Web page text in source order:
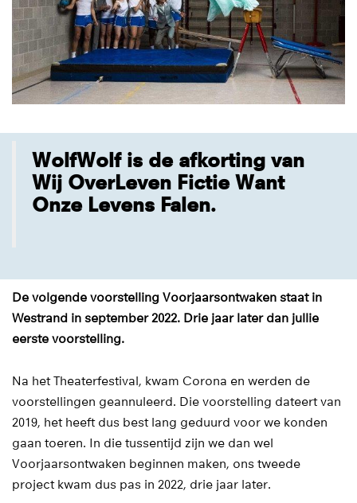
WolfWolf is de afkorting van
Wij OverLeven Fictie Want
Onze Levens Falen.
De volgende voorstelling Voorjaarsontwaken staat in
Westrand in september 2022. Drie jaar later dan jullie
eerste voorstelling.
Na het Theaterfestival, kwam Corona en werden de
voorstellingen geannuleerd. Die voorstelling dateert van
2019, het heeft dus best lang geduurd voor we konden
gaan toeren. In die tussentijd zijn we dan wel
Voorjaarsontwaken beginnen maken, ons tweede
project kwam dus pas in 2022, drie jaar later.